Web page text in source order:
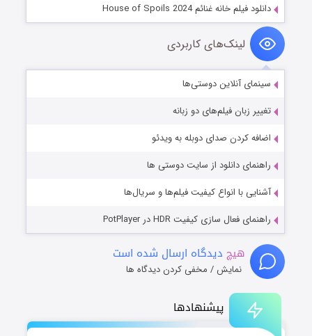
پیشنهادها
دانلود فیلم خانه غنائم House of Spoils 2024
لینک‌های کاربردی
سینمای آنلاین دوستی‌ها
تغییر زبان فیلم‌های دو زبانه
اضافه کردن صدای دوبله به ویدئو
راهنمای دانلود از سایت دوستی ها
آشنایی با انواع کیفیت فیلم‌ها و سریال‌ها
راهنمای فعال سازی کیفیت HDR در PotPlayer
هیچ دیدگاه ارسال شده است
نمایش / مخفی کردن دیدگاه ها